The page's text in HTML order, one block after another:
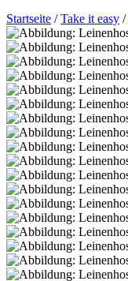
Startseite /Take it easy /